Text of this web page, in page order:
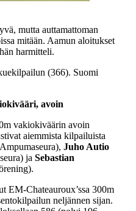
mutta auttamattoman
mitään. Aamun aloitukset
harmitteli.
(366). Suomi
avoin
vakiokiväärin avoin
aiemmista kilpailuista
Juho Autio
ja Sebastian
EM-Chateauroux’ssa 300m
neljännen sijan.